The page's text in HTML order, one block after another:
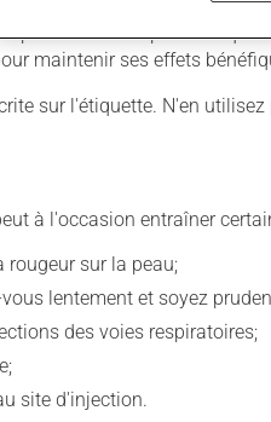
par mois. Il est possible
maintenir ses effets
sur l'étiquette. N'en
à l'occasion entraîner
rougeur sur la peau;
lentement et soyez
des voies respiratoires;
site d'injection.